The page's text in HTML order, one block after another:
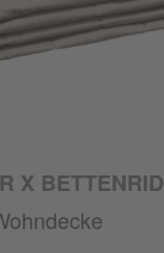
X BETTENRID